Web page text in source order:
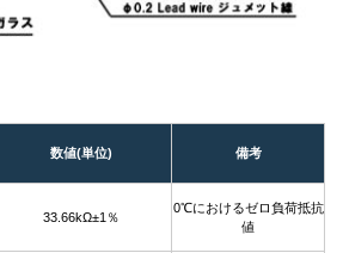
数値(単位) 備考
33.66kΩ±1％
0℃におけるゼロ負荷抵抗
値